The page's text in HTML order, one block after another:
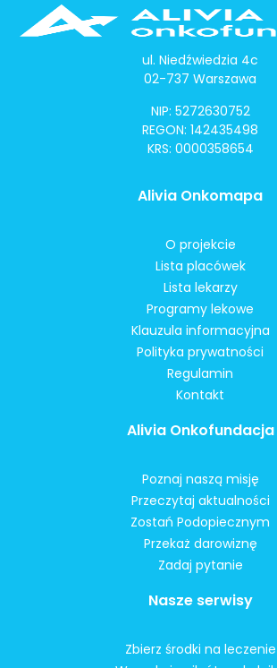
ul. Niedźwiedzia 4c
02-737 Warszawa
NIP: 5272630752
REGON: 142435498
KRS: 0000358654
Alivia Onkomapa
O projekcie
Lista placówek
Lista lekarzy
Programy lekowe
Klauzula informacyjna
Polityka prywatności
Regulamin
Kontakt
Alivia Onkofundacja
Poznaj naszą misję
Przeczytaj aktualności
Zostań Podopiecznym
Przekaż darowiznę
Zadaj pytanie
Nasze serwisy
Zbierz środki na leczenie